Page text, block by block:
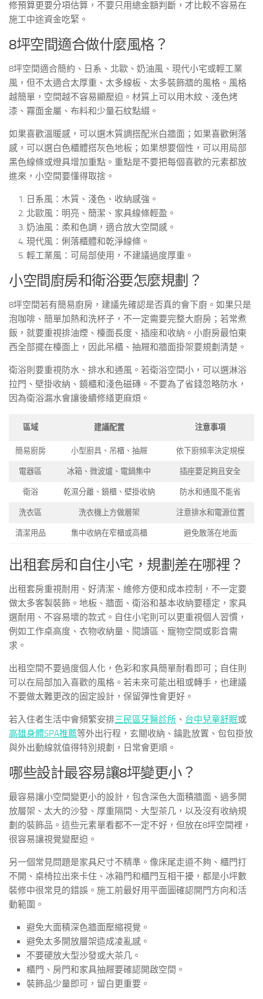
修預算更要分項估算，不要只用總金額判斷，才比較不容易在
施工中途資金吃緊。
8坪空間適合做什麼風格？
8坪空間適合簡約、日系、北歐、奶油風、現代小宅或輕工業
風，但不太適合太厚重、太多線板、太多裝飾牆的風格。風格
越簡單，空間越不容易顯壓迫。材質上可以用木紋、淺色烤
漆、霧面金屬、布料和少量石紋點綴。
如果喜歡溫暖感，可以選木質調搭配米白牆面；如果喜歡俐落
感，可以選白色櫃體搭灰色地板；如果想要個性，可以用局部
黑色線條或燈具增加重點。重點是不要把每個喜歡的元素都放
進來，小空間要懂得取捨。
日系風：木質、淺色、收納感強。
北歐風：明亮、簡潔、家具線條輕盈。
奶油風：柔和色調，適合放大空間感。
現代風：俐落櫃體和乾淨線條。
輕工業風：可局部使用，不建議過度厚重。
小空間廚房和衛浴要怎麼規劃？
8坪空間若有簡易廚房，建議先確認是否真的會下廚。如果只是
泡咖啡、簡單加熱和洗杯子，不一定需要完整大廚房；若常煮
飯，就要重視排油煙、檯面長度、插座和收納。小廚房最怕東
西全部擺在檯面上，因此吊櫃、抽屜和牆面掛架要規劃清楚。
衛浴則要重視防水、排水和通風。若衛浴空間小，可以選淋浴
拉門、壁掛收納、鏡櫃和淺色磁磚。不要為了省錢忽略防水，
因為衛浴漏水會讓後續修繕更麻煩。
區域 建議配置 注意事項
簡易廚房 小型廚具、吊櫃、抽屜 依下廚頻率決定規模
電器區 冰箱、微波爐、電鍋集中 插座要足夠且安全
衛浴 乾濕分離、鏡櫃、壁掛收納 防水和通風不能省
洗衣區 洗衣機上方做層架 注意排水和電源位置
清潔用品 集中收納在窄櫃或高櫃 避免散落在地面
出租套房和自住小宅，規劃差在哪裡？
出租套房重視耐用、好清潔、維修方便和成本控制，不一定要
做太多客製裝飾。地板、牆面、衛浴和基本收納要穩定，家具
選耐用、不容易壞的款式。自住小宅則可以更重視個人習慣，
例如工作桌高度、衣物收納量、閱讀區、寵物空間或影音需
求。
出租空間不要過度個人化，色彩和家具簡單耐看即可；自住則
可以在局部加入喜歡的風格。若未來可能出租或轉手，也建議
不要做太難更改的固定設計，保留彈性會更好。
若入住者生活中會頻繁安排三民區牙醫診所 、 台中兒童舒眠或
高雄身體SPA推薦等外出行程，玄關收納、鑰匙放置、包包掛放
與外出動線就值得特別規劃，日常會更順。
哪些設計最容易讓8坪變更小？
最容易讓小空間變更小的設計，包含深色大面積牆面、過多開
放層架、太大的沙發、厚重隔間、大型茶几，以及沒有收納規
劃的裝飾品。這些元素單看都不一定不好，但放在8坪空間裡，
很容易讓視覺變壓迫。
另一個常見問題是家具尺寸不精準。像床尾走道不夠、櫃門打
不開、桌椅拉出來卡住、冰箱門和櫃門互相干擾，都是小坪數
裝修中很常見的錯誤。施工前最好用平面圖確認開門方向和活
動範圍。
避免大面積深色牆面壓縮視覺。
避免太多開放層架造成凌亂感。
不要硬放大型沙發或大茶几。
櫃門、房門和家具抽屜要確認開啟空間。
裝飾品少量即可，留白更重要。